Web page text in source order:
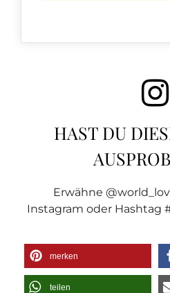
HAST DU
Erwähne
Instagram oder Hashtag
merken
teilen